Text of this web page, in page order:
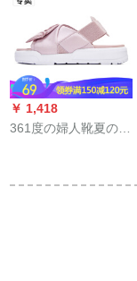
￥ 1,418
361度の婦人靴夏のサ
粉/361度の白38